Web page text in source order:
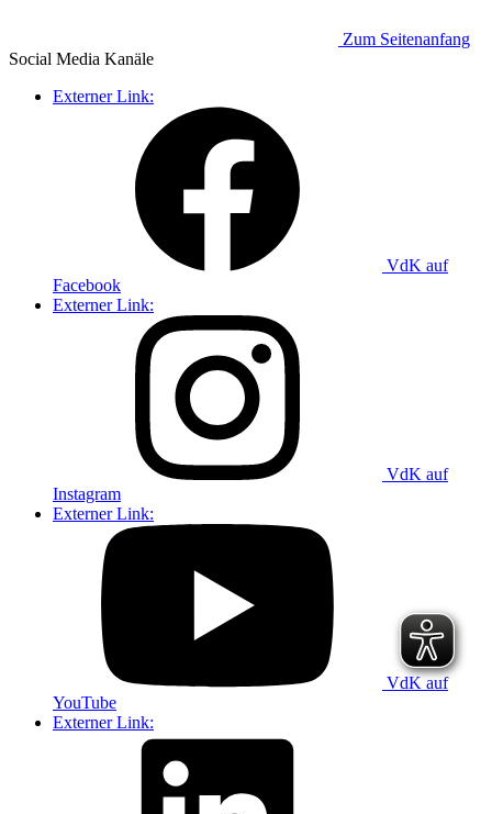
Zum Seitenanfang
Social Media Kanäle
Externer Link:
VdK auf
Facebook
Externer Link:
VdK auf
Instagram
Externer Link:
VdK auf
YouTube
Externer Link: